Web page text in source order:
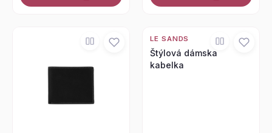
LE SANDS
Štýlová dámska
kabelka